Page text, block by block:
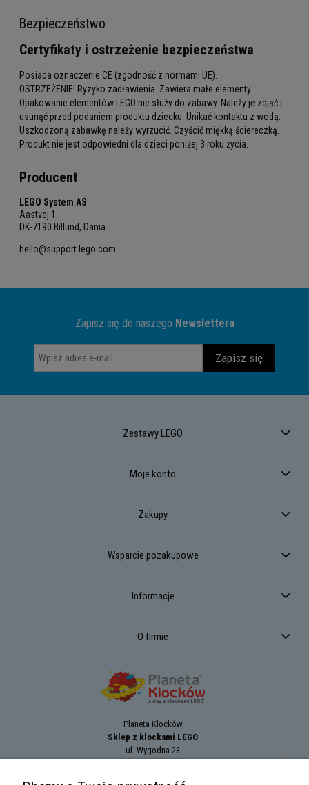
Bezpieczeństwo
Certyfikaty i ostrzeżenie bezpieczeństwa
Posiada oznaczenie CE (zgodność z normami UE).
OSTRZEŻENIE! Ryzyko zadławienia. Zawiera małe elementy.
Opakowanie elementów LEGO nie służy do zabawy. Należy je zdjąć i
usunąć przed podaniem produktu dziecku. Unikać kontaktu z wodą.
Uszkodzoną zabawkę należy wyrzucić. Czyścić miękką ściereczką.
Produkt nie jest odpowiedni dla dzieci poniżej 3 roku życia.
Producent
LEGO System AS
Aastvej 1
DK-7190 Billund, Dania
hello@support.lego.com
Zapisz się do naszego Newslettera
Zapisz się
Zestawy LEGO
Moje konto
Zakupy
Wsparcie pozakupowe
Informacje
O firmie
Planeta Klocków
Sklep z klockami LEGO
ul. Wygodna 23